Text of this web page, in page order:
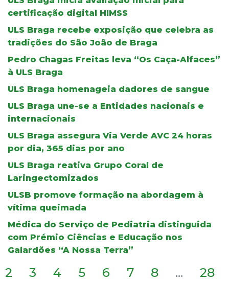
certificação digital HIMSS
ULS Braga recebe exposição que celebra as
tradições do São João de Braga
Pedro Chagas Freitas leva “Os Caça-Alfaces”
à ULS Braga
ULS Braga homenageia dadores de sangue
ULS Braga une-se a Entidades nacionais e
internacionais
ULS Braga assegura Via Verde AVC 24 horas
por dia, 365 dias por ano
ULS Braga reativa Grupo Coral de
Laringectomizados
ULSB promove formação na abordagem à
vítima queimada
Médica do Serviço de Pediatria distinguida
com Prémio Ciências e Educação nos
Galardões “A Nossa Terra”
2 3 4 5 6 7 8 ... 28